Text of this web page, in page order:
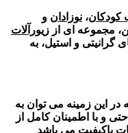
کودکان، نوزادان و
، مجموعه ای از زیورآلات
گرانیتی و استیل، به
است که در این زمینه می توان به
و با اطمینان کامل از